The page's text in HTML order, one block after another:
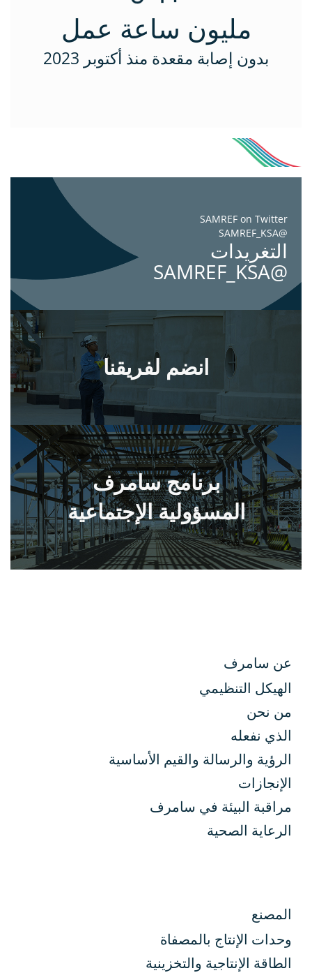
مليون ساعة عمل
بدون إصابة مقعدة منذ أكتوبر 2023
SAMREF on Twitter
@SAMREF_KSA
التغريدات
@SAMREF_KSA
انضم لفريقنا
برنامج سامرف
المسؤولية الإجتماعية
عن سامرف
الهيكل التنظيمي
من نحن
الذي نفعله
الرؤية والرسالة والقيم الأساسية
الإنجازات
مراقبة البيئة في سامرف
الرعاية الصحية
المصنع
وحدات الإنتاج بالمصفاة
الطاقة الإنتاجية والتخزينية